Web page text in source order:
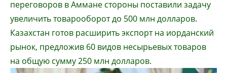
переговоров в Аммане стороны поставили задачу
увеличить товарооборот до 500 млн долларов.
Казахстан готов расширить экспорт на иорданский
рынок, предложив 60 видов несырьевых товаров
на общую сумму 250 млн долларов.